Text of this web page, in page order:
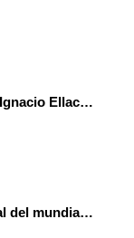
Presentación IES CIFPD Ignacio Ellacuría
Vive la emoción de la final del mundial programando con Scratch, un juego de toques y esquivar contrarios